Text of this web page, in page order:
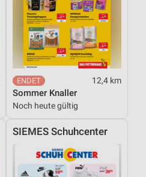
12,4 km
Sommer Knaller
Noch heute gültig
SIEMES Schuhcenter